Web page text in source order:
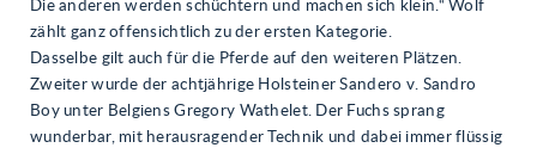
Die anderen werden schüchtern und machen sich klein.“ Wolf
zählt ganz offensichtlich zu der ersten Kategorie.
Dasselbe gilt auch für die Pferde auf den weiteren Plätzen.
Zweiter wurde der achtjährige Holsteiner Sandero v. Sandro
Boy unter Belgiens Gregory Wathelet. Der Fuchs sprang
wunderbar, mit herausragender Technik und dabei immer flüssig